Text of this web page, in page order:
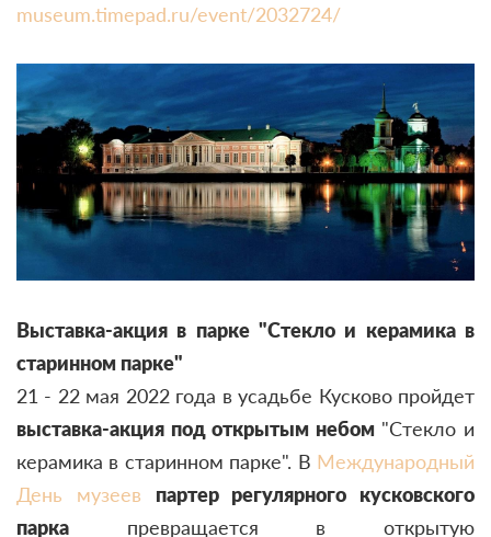
museum.timepad.ru/event/2032724/
Выставка-акция в парке "Стекло и керамика в
старинном парке"
21 - 22 мая 2022 года в усадьбе Кусково пройдет
выставка-акция под открытым небом"Стекло и
керамика в старинном парке". В Международный
День музеев
партер регулярного кусковского
парка превращается в открытую